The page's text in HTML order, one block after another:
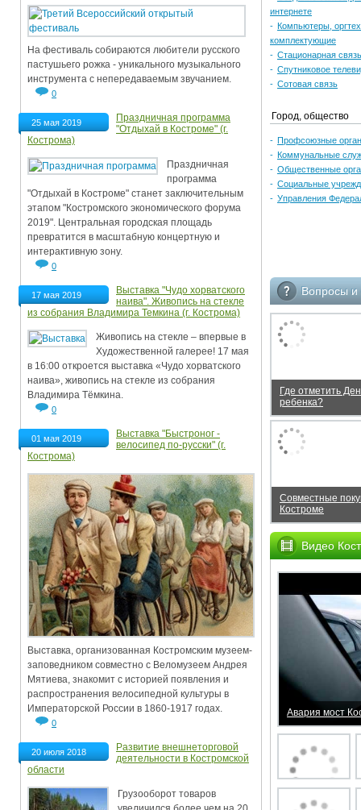
Ограничения движения транспорта на майские
Электронные транспортные карты
интернете
- Компьютеры,
комплектующие
- Стационарная связь
- Спутниковое
- Сотовая связь
Город, общество
- Профсоюзные
- Коммунальные
- Общественные
- Социальные
- Управления
Вопросы и
Где отметить
ребенка?
Совместные
Костроме
Видео
Авария мост
На фестиваль собираются любители русского
пастушьего рожка - уникального музыкального
инструмента с непередаваемым звучанием.
0
25 мая 2019
Праздничная программа
"Отдыхай в Костроме" (г.
Кострома)
Праздничная
программа
"Отдыхай в Костроме" станет заключительным
этапом "Костромского экономического форума
2019". Центральная городская площадь
превратится в масштабную концертную и
интерактивную зону.
0
17 мая 2019
Выставка "Чудо хорватского
наива". Живопись на стекле
из собрания Владимира Темкина (г. Кострома)
Живопись на стекле – впервые в
Художественной галерее! 17 мая
в 16:00 откроется выставка «Чудо хорватского
наива», живопись на стекле из собрания
Владимира Тёмкина.
0
01 мая 2019
Выставка "Быстроног -
велосипед по-русски" (г.
Кострома)
Выставка, организованная Костромским музеем-
заповедником совместно с Веломузеем Андрея
Мятиева, знакомит с историей появления и
распространения велосипедной культуры в
Императорской России в 1860-1917 годах.
0
20 июля 2018
Развитие внешнеторговой
деятельности в Костромской
области
Грузооборот товаров